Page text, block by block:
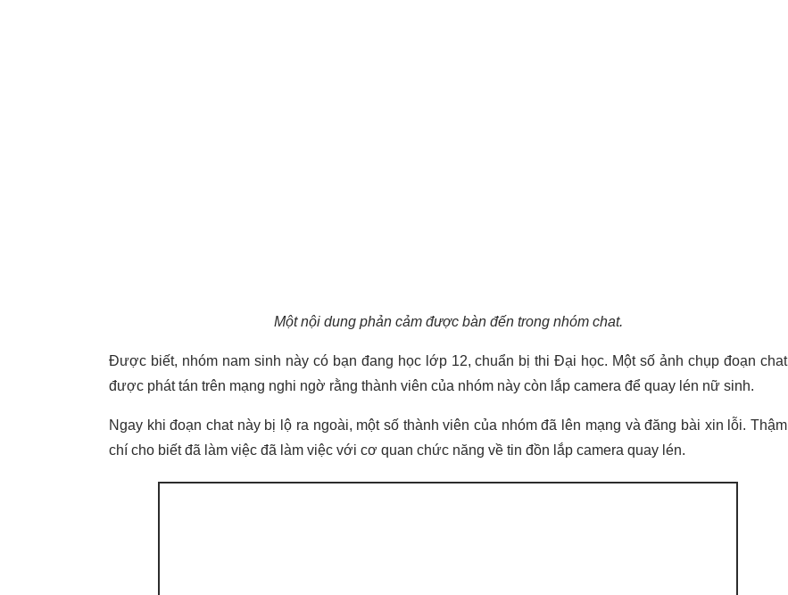
Một nội dung phản cảm được bàn đến trong nhóm chat.
Được biết, nhóm nam sinh này có bạn đang học lớp 12, chuẩn bị thi Đại học. Một số ảnh chụp đoạn chat
được phát tán trên mạng nghi ngờ rằng thành viên của nhóm này còn lắp camera để quay lén nữ sinh.
Ngay khi đoạn chat này bị lộ ra ngoài, một số thành viên của nhóm đã lên mạng và đăng bài xin lỗi. Thậm
chí cho biết đã làm việc đã làm việc với cơ quan chức năng về tin đồn lắp camera quay lén.